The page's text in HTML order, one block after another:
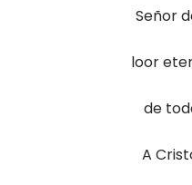
Señor
loor
de
A